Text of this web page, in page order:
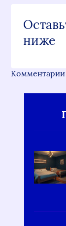
ниже
Комментарии